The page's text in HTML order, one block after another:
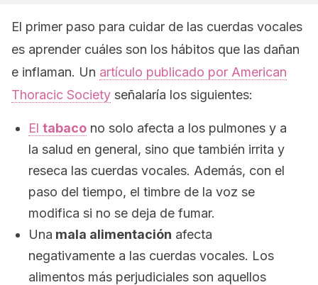
El primer paso para cuidar de las cuerdas vocales
es aprender cuáles son los hábitos que las dañan
e inflaman. Un artículo publicado por American
Thoracic Society señalaría los siguientes:
El tabaco no solo afecta a los pulmones y a
la salud en general, sino que también irrita y
reseca las cuerdas vocales. Además, con el
paso del tiempo, el timbre de la voz se
modifica si no se deja de fumar.
Una mala alimentación afecta
negativamente a las cuerdas vocales. Los
alimentos más perjudiciales son aquellos